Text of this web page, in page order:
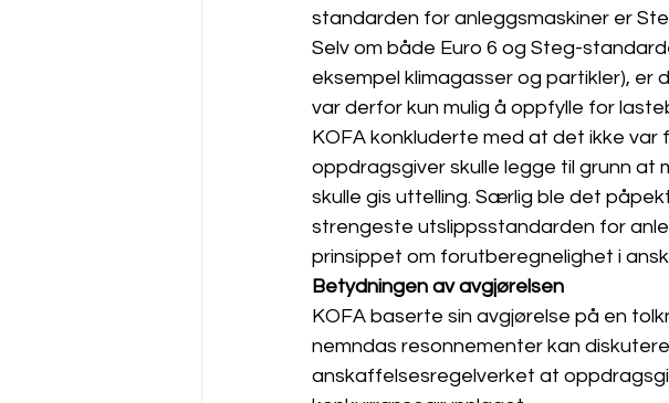
standarden for anleggsmaskiner er
Selv om både Euro 6 og Steg-
eksempel klimagasser og partikler), er
var derfor kun mulig å oppfylle for
KOFA konkluderte med at det ikke
oppdragsgiver skulle legge til grunn at
skulle gis uttelling. Særlig ble det
strengeste utslippsstandarden for
prinsippet om forutberegnelighet i
Betydningen av avgjørelsen
KOFA baserte sin avgjørelse på en
nemndas resonnementer kan
anskaffelsesregelverket at